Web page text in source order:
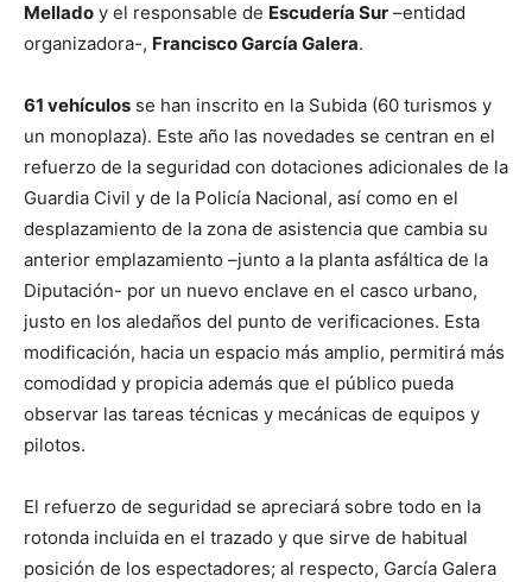
Mellado y el responsable de Escudería Sur –entidad
organizadora-, Francisco García Galera.
61 vehículos se han inscrito en la Subida (60 turismos y
un monoplaza). Este año las novedades se centran en el
refuerzo de la seguridad con dotaciones adicionales de la
Guardia Civil y de la Policía Nacional, así como en el
desplazamiento de la zona de asistencia que cambia su
anterior emplazamiento –junto a la planta asfáltica de la
Diputación- por un nuevo enclave en el casco urbano,
justo en los aledaños del punto de verificaciones. Esta
modificación, hacia un espacio más amplio, permitirá más
comodidad y propicia además que el público pueda
observar las tareas técnicas y mecánicas de equipos y
pilotos.
El refuerzo de seguridad se apreciará sobre todo en la
rotonda incluida en el trazado y que sirve de habitual
posición de los espectadores; al respecto, García Galera